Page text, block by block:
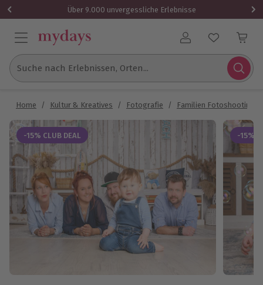
Über 9.000 unvergessliche Erlebnisse
Benutzerkonto
Suche nach Erlebnissen, Orten...
Home / Kultur & Kreatives / Fotografie / Familien Fotoshooting
-15% CLUB DEAL -15%